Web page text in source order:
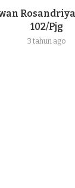
102/Pjg
3 tahun ago